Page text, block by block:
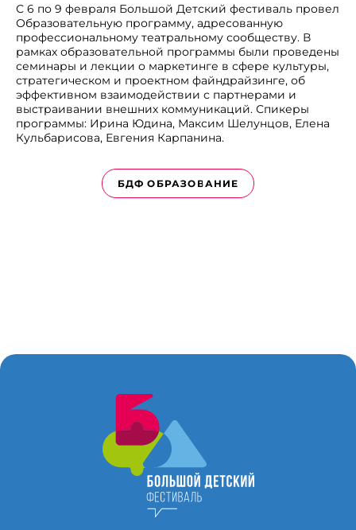
С 6 по 9 февраля Большой Детский фестиваль провел
Образовательную программу, адресованную
профессиональному театральному сообществу. В
рамках образовательной программы были проведены
семинары и лекции о маркетинге в сфере культуры,
стратегическом и проектном файндрайзинге, об
эффективном взаимодействии с партнерами и
выстраивании внешних коммуникаций. Спикеры
программы: Ирина Юдина, Максим Шелунцов, Елена
Кульбарисова, Евгения Карпанина.
БДФ ОБРАЗОВАНИЕ